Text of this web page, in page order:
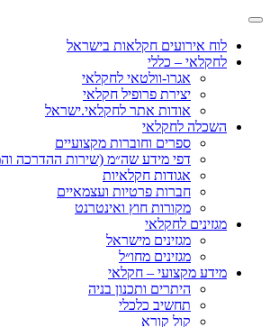
לוח אירועים חקלאות בישראל
לחקלאי – כללי
אגרו-וולטאי לחקלאי
יצירת פרופיל חקלאי
אודות אתר לחקלאי.ישראל
השכלה לחקלאי
ספרים וחוברות מקצועיים
דפי מידע שה״מ (שירות ההדרכה והמקצוע)
אגודות חקלאיות
חברות פרטיות ועצמאיים
מקורות חוץ ואינטרנט
מגזינים לחקלאי
מגזינים מישראל
מגזינים מחו״ל
מידע מקצועי – חקלאי
היתרים ותכנון בניה
תחשיב כלכלי
קול קורא